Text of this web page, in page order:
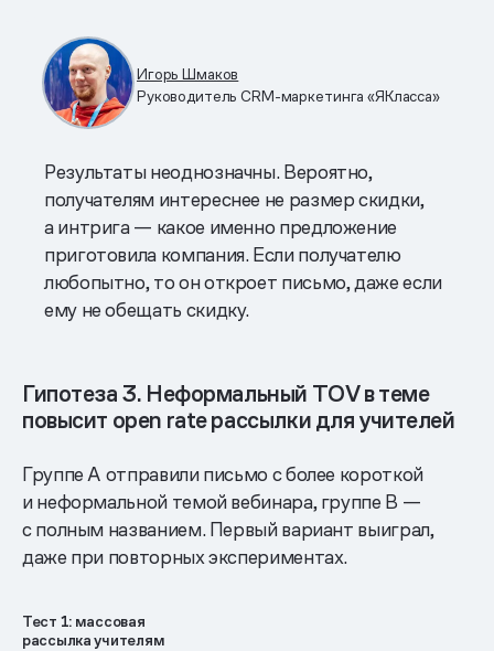
Игорь Шмаков
Руководитель CRM-маркетинга «ЯКласса»
Результаты неоднозначны. Вероятно,
получателям интереснее не размер скидки,
а интрига — какое именно предложение
приготовила компания. Если получателю
любопытно, то он откроет письмо, даже если
ему не обещать скидку.
Гипотеза 3. Неформальный TOV в теме
повысит open rate рассылки для учителей
Группе А отправили письмо с более короткой
и неформальной темой вебинара, группе B —
с полным названием. Первый вариант выиграл,
даже при повторных экспериментах.
Тест 1: массовая
рассылка учителям